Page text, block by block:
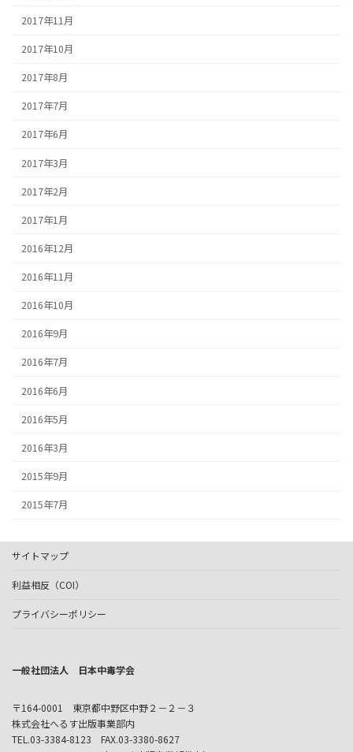
2017年11月
2017年10月
2017年8月
2017年7月
2017年6月
2017年3月
2017年2月
2017年1月
2016年12月
2016年11月
2016年10月
2016年9月
2016年7月
2016年6月
2016年5月
2016年3月
2015年9月
2015年7月
サイトマップ
利益相反（COI）
プライバシーポリシー
一般社団法人 日本中毒学会
〒164-0001 東京都中野区中野２－２－３
株式会社へるす出版事業部内
TEL.03-3384-8123 FAX.03-3380-8627